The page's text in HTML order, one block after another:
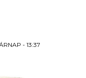
- 13:37